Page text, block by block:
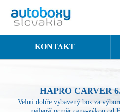
KONTAKT
HAPRO CARVER
Velmi dobře vybavený box za
nejlepší poměr cena-výkon od